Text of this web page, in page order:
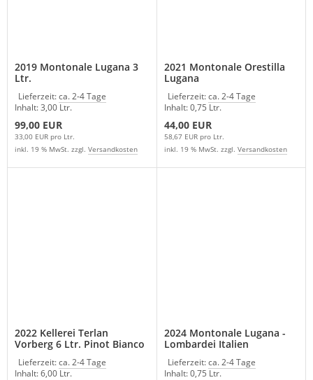
2019 Montonale Lugana 3
Ltr.
Lieferzeit:ca. 2-4 Tage
Inhalt: 3,00 Ltr.
99,00 EUR
33,00 EUR pro Ltr.
inkl. 19 % MwSt. zzgl. Versandkosten
2021 Montonale Orestilla
Lugana
Lieferzeit:ca. 2-4 Tage
Inhalt: 0,75 Ltr.
44,00 EUR
58,67 EUR pro Ltr.
inkl. 19 % MwSt. zzgl. Versandkosten
2022 Kellerei Terlan
Vorberg 6 Ltr. Pinot Bianco
Lieferzeit:ca. 2-4 Tage
Inhalt: 6,00 Ltr.
2024 Montonale Lugana -
Lombardei Italien
Lieferzeit:ca. 2-4 Tage
Inhalt: 0,75 Ltr.